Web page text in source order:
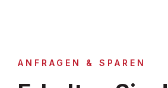
ANFRAGEN & SPAREN